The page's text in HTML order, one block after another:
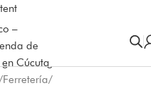
/Ferretería/